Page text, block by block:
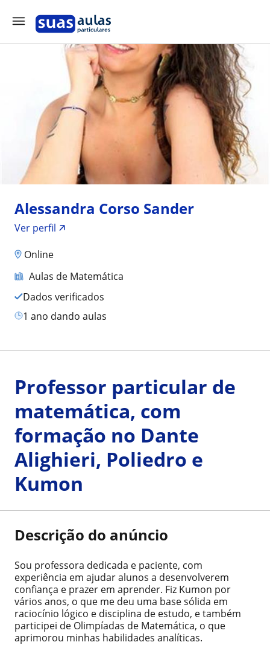
Alessandra Corso Sander
Ver perfil
Online
Aulas de Matemática
Dados verificados
1 ano dando aulas
Professor particular de
matemática, com
formação no Dante
Alighieri, Poliedro e
Kumon
Descrição do anúncio
Sou professora dedicada e paciente, com
experiência em ajudar alunos a desenvolverem
confiança e prazer em aprender. Fiz Kumon por
vários anos, o que me deu uma base sólida em
raciocínio lógico e disciplina de estudo, e também
participei de Olimpíadas de Matemática, o que
aprimorou minhas habilidades analíticas.